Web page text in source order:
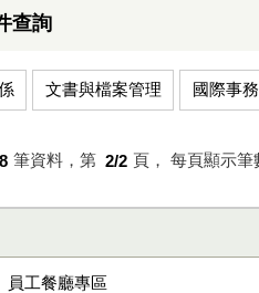
查詢
文書與檔案管理 國際事務
筆資料，第 2/2 頁， 每頁顯示筆
員工餐廳專區